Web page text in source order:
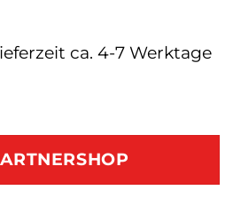
ca. 4-7 Werktage